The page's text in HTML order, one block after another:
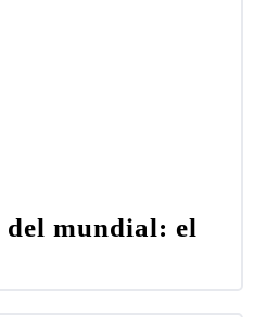
mundial: el